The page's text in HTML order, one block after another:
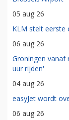
05 aug 26
KLM stelt eerste
06 aug 26
Groningen vanaf
uur rijden'
04 aug 26
easyJet wordt
06 aug 26